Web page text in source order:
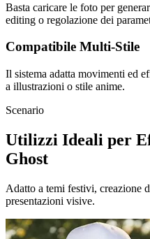
Basta caricare le foto per
editing o regolazione dei
Compatibile Multi-Stile
Il sistema adatta movimenti ed
a illustrazioni o stile anime.
Scenario
Utilizzi Ideali per
Ghost
Adatto a temi festivi, creazione
presentazioni visive.